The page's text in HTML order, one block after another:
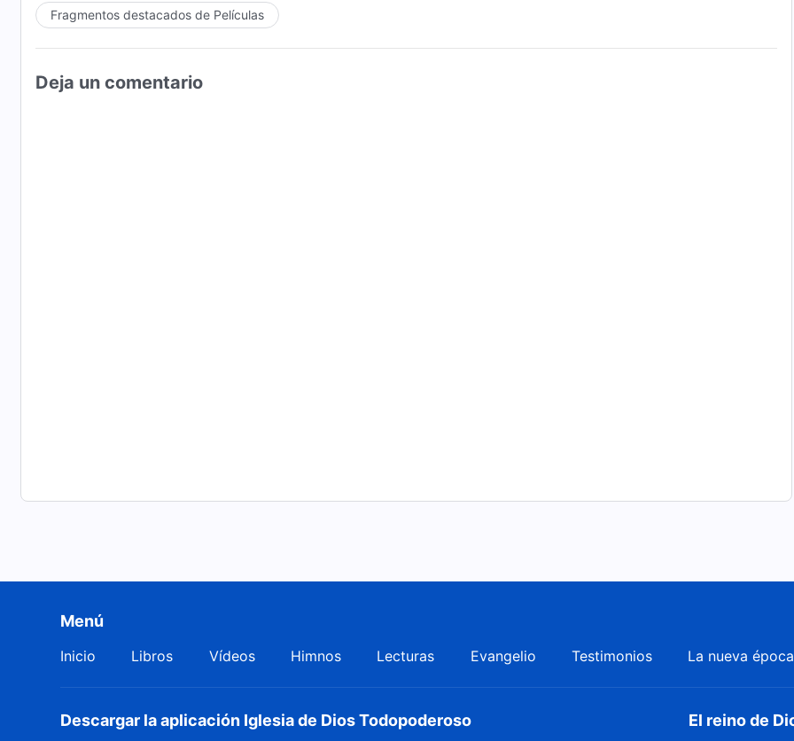
Fragmentos destacados de Películas
Deja un comentario
Menú
Inicio Libros Vídeos Himnos Lecturas Evangelio Testimonios La nueva época
Descargar la aplicación Iglesia de Dios Todopoderoso El reino de